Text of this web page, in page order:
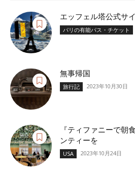
エッフェル塔公式サ
パリの有能パス・チケット
無事帰国
旅行記 2023年10月30日
『ティファニーで朝
ンティーを
USA 2023年10月24日